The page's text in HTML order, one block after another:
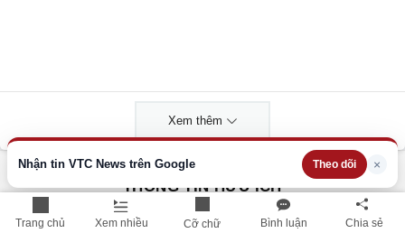
Trang chủ Xem nhiều Cỡ chữ Bình luận Chia sẻ
Nhận tin VTC News trên Google Theo dõi ×
Xem thêm
THÔNG TIN HỮU ÍCH
Cập nhật nhanh các thông tin được quan tâm mỗi ngày